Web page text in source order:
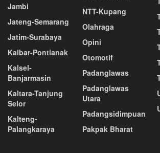
Jambi
Jateng-Semarang
Jatim-Surabaya
Kalbar-Pontianak
Kalsel-
Banjarmasin
Kaltara-Tanjung
Selor
Kalteng-
Palangkaraya
NTT-Kupang
Olahraga
Opini
Otomotif
Padanglawas
Padanglawas
Utara
Padangsidimpuan
Pakpak Bharat